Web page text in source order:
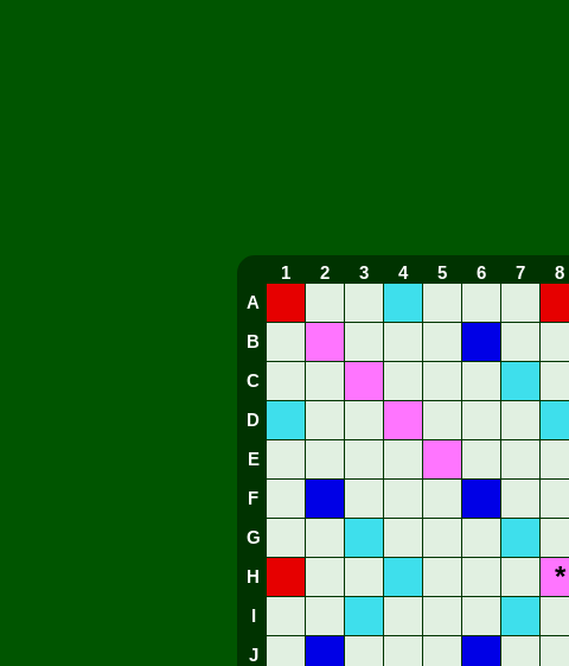
1 2 3 4 5 6 7 8
A
B
C
D
E
F
G
H *
J